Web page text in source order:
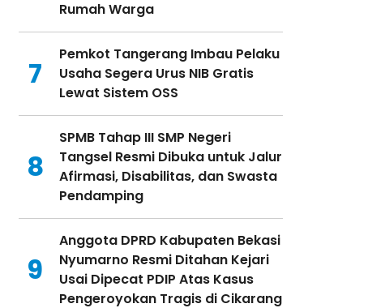
Rumah Warga
7
Pemkot Tangerang Imbau Pelaku
Usaha Segera Urus NIB Gratis
Lewat Sistem OSS
8
SPMB Tahap III SMP Negeri
Tangsel Resmi Dibuka untuk Jalur
Afirmasi, Disabilitas, dan Swasta
Pendamping
9
Anggota DPRD Kabupaten Bekasi
Nyumarno Resmi Ditahan Kejari
Usai Dipecat PDIP Atas Kasus
Pengeroyokan Tragis di Cikarang